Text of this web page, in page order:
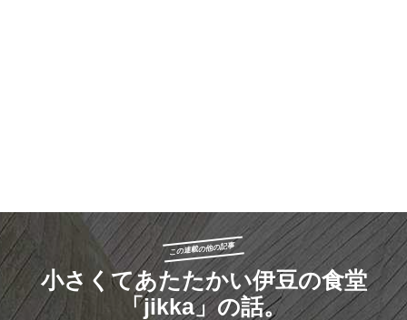
この連載の他の記事
小さくてあたたかい伊豆の食堂
「jikka」の話。